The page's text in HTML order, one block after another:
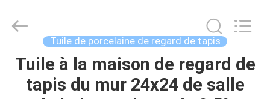
CERAMICS
Reserved.
Tuile de porcelaine de regard de tapis
Tuile à la maison de regard de
tapis du mur 24x24 de salle